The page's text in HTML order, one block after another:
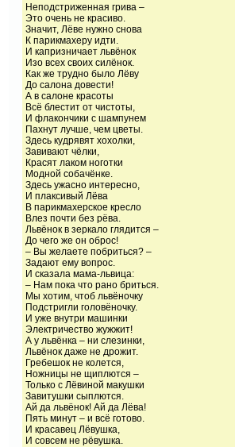
Неподстриженная грива –
Это очень не красиво.
Значит, Лёве нужно снова
К парикмахеру идти.
И капризничает львёнок
Изо всех своих силёнок.
Как же трудно было Лёву
До салона довести!
А в салоне красоты
Всё блестит от чистоты,
И флакончики с шампунем
Пахнут лучше, чем цветы.
Здесь кудрявят хохолки,
Завивают чёлки,
Красят лаком ноготки
Модной собачёнке.
Здесь ужасно интересно,
И плаксивый Лёва
В парикмахерское кресло
Влез почти без рёва.
Львёнок в зеркало глядится –
До чего же он оброс!
– Вы желаете побриться? –
Задают ему вопрос.
И сказала мама-львица:
– Нам пока что рано бриться.
Мы хотим, чтоб львёночку
Подстригли головёночку.
И уже внутри машинки
Электричество жужжит!
А у львёнка – ни слезинки,
Львёнок даже не дрожит.
Гребешок не колется,
Ножницы не щиплются –
Только с Лёвиной макушки
Завитушки сыплются.
Ай да львёнок! Ай да Лёва!
Пять минут – и всё готово.
И красавец Лёвушка,
И совсем не рёвушка.